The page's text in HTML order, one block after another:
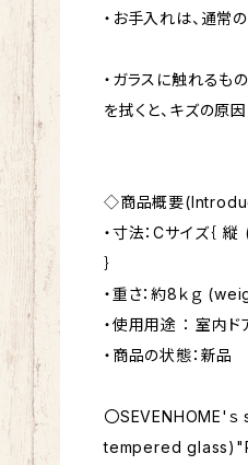
・お手入れは、通常
・ガラスに触れるも
を拭くと、キズの原因
◇商品概要
・寸法：Cサイズ
｝
・重さ：約8ｋｇ
・使用用途 ： 室内ド
・商品の状態：新品
〇SEVENHOME'
tempered